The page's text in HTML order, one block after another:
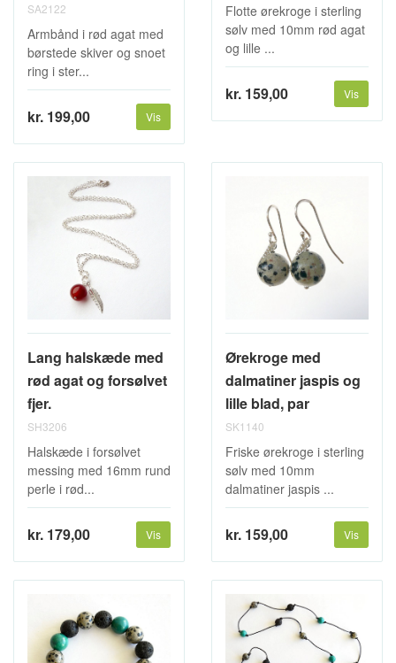
SA2122
Armbånd i rød agat med
børstede skiver og snoet
ring i ster...
kr. 199,00 Vis
Flotte ørekroge i sterling
sølv med 10mm rød agat
og lille ...
kr. 159,00 Vis
Lang halskæde med
rød agat og forsølvet
fjer.
SH3206
Halskæde i forsølvet
messing med 16mm rund
perle i rød...
kr. 179,00 Vis
Ørekroge med
dalmatiner jaspis og
lille blad, par
SK1140
Friske ørekroge i sterling
sølv med 10mm
dalmatiner jaspis ...
kr. 159,00 Vis